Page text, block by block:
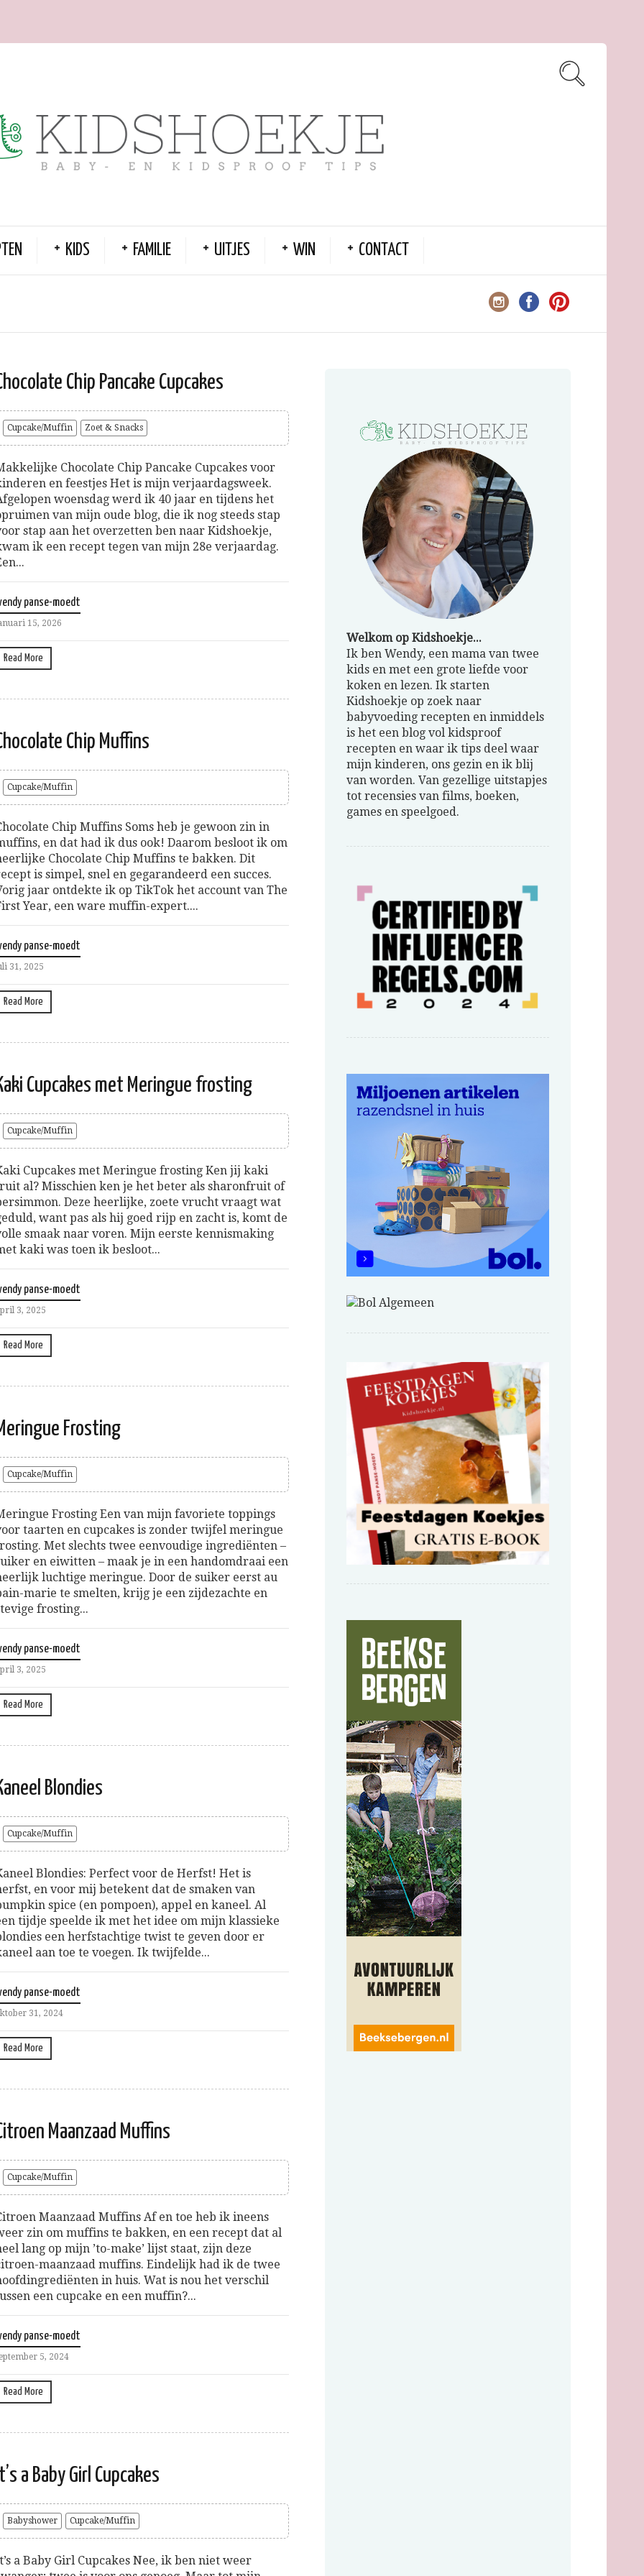
KIDS FAMILIE UITJES WIN CONTACT
Chip Pancake Cupcakes
Cupcake/Muffin Zoet & Snacks
Chocolate Chip Pancake Cupcakes voor
en feestjes Het is mijn verjaardagsweek.
woensdag werd ik 40 jaar en tijdens het
van mijn oude blog, die ik nog steeds stap
stap aan het overzetten ben naar Kidshoekje,
ik een recept tegen van mijn 28e verjaardag.
panse-moedt
15, 2026
Read More
Chip Muffins
Cupcake/Muffin
Chip Muffins Soms heb je gewoon zin in
en dat had ik dus ook! Daarom besloot ik om
Chocolate Chip Muffins te bakken. Dit
is simpel, snel en gegarandeerd een succes.
jaar ontdekte ik op TikTok het account van The
Year, een ware muffin-expert....
panse-moedt
31, 2025
Read More
Cupcakes met Meringue frosting
Cupcake/Muffin
Cupcakes met Meringue frosting Ken jij kaki
al? Misschien ken je het beter als sharonfruit of
Deze heerlijke, zoete vrucht vraagt wat
want pas als hij goed rijp en zacht is, komt de
smaak naar voren. Mijn eerste kennismaking
kaki was toen ik besloot...
panse-moedt
3, 2025
Read More
Frosting
Cupcake/Muffin
Frosting Een van mijn favoriete toppings
taarten en cupcakes is zonder twijfel meringue
Met slechts twee eenvoudige ingrediënten –
en eiwitten – maak je in een handomdraai een
luchtige meringue. Door de suiker eerst au
marie te smelten, krijg je een zijdezachte en
frosting...
panse-moedt
3, 2025
Read More
Blondies
Cupcake/Muffin
Blondies: Perfect voor de Herfst! Het is
en voor mij betekent dat de smaken van
spice (en pompoen), appel en kaneel. Al
tijdje speelde ik met het idee om mijn klassieke
een herfstachtige twist te geven door er
aan toe te voegen. Ik twijfelde...
panse-moedt
31, 2024
Read More
Maanzaad Muffins
Cupcake/Muffin
Maanzaad Muffins Af en toe heb ik ineens
zin om muffins te bakken, en een recept dat al
lang op mijn ’to-make’ lijst staat, zijn deze
maanzaad muffins. Eindelijk had ik de twee
in huis. Wat is nou het verschil
een cupcake en een muffin?...
panse-moedt
5, 2024
Read More
a Baby Girl Cupcakes
Babyshower Cupcake/Muffin
a Baby Girl Cupcakes Nee, ik ben niet weer
Welkom op Kidshoekje...
Ik ben Wendy, een mama van twee
kids en met een grote liefde voor
koken en lezen. Ik starten
Kidshoekje op zoek naar
babyvoeding recepten en inmiddels
is het een blog vol kidsproof
recepten en waar ik tips deel waar
mijn kinderen, ons gezin en ik blij
van worden. Van gezellige uitstapjes
tot recensies van films, boeken,
games en speelgoed.